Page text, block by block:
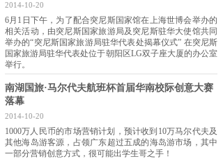
2014-10-20
6月1日下午，为了配合突尼斯国家馆在上海世博会举办的
相关活动，由突尼斯国家旅游局及突尼斯驻华大使馆共同
举办的“突尼斯国家旅游局驻华代表处揭幕仪式” 在突尼斯
国家旅游局驻华代表处位于朝阳区LG双子座大厦的办公室
举行。
南湖国旅·马尔代夫航班杯首届华南校际创意大赛
落幕
2014-10-20
1000万人民币的市场营销计划，预计收到10万马尔代夫及
其他海岛游客源，占领广东超过五成的海岛游市场，其中
一部分营销创意方式，很可能出学生哥之手！